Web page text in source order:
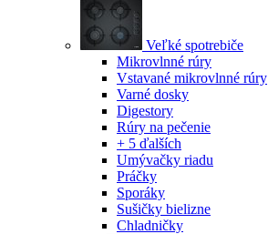
Veľké spotrebiče
Mikrovlnné rúry
Vstavané mikrovlnné rúry
Varné dosky
Digestory
Rúry na pečenie
+ 5 ďalších
Umývačky riadu
Práčky
Sporáky
Sušičky bielizne
Chladničky